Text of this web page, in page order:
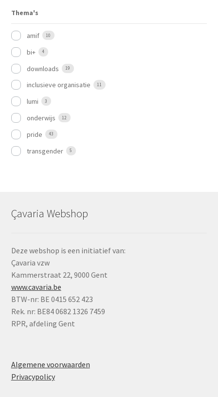
Thema's
amif 10
bi+ 4
downloads 19
inclusieve organisatie 11
lumi 3
onderwijs 12
pride 43
transgender 5
Çavaria Webshop
Deze webshop is een initiatief van:
Çavaria vzw
Kammerstraat 22, 9000 Gent
www.cavaria.be
BTW-nr: BE 0415 652 423
Rek. nr: BE84 0682 1326 7459
RPR, afdeling Gent
Algemene voorwaarden
Privacypolicy